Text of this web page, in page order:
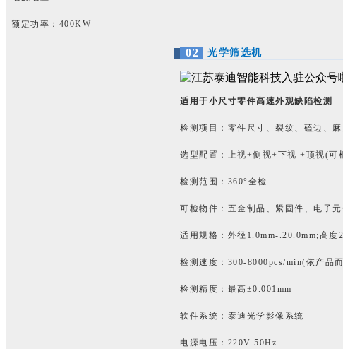
额定功率：400KW
02 光学筛选机
适用于小尺寸零件高速外观缺陷检测
检测项目：零件尺寸、裂纹、磕边、
选型配置：上视+侧视+下视 +顶视(可
检测范围：360°全检
可检物件：五金制品、紧固件、电子
适用规格：外径1.0mm-.20.0mm;高度
检测速度：300-8000pcs/min(依产品
检测精度：最高±0.001mm
软件系统：泰迪光学影像系统
电源电压：220V 50Hz